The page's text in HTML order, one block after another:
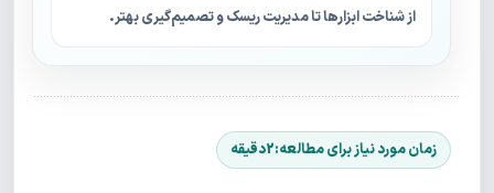
از شناخت ابزارها تا مدیریت ریسک و تصمیم‌گیری بهتر.